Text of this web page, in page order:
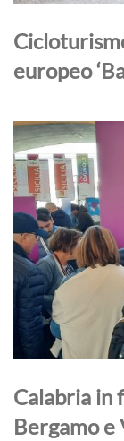
europeo
Calabria in
Bergamo e